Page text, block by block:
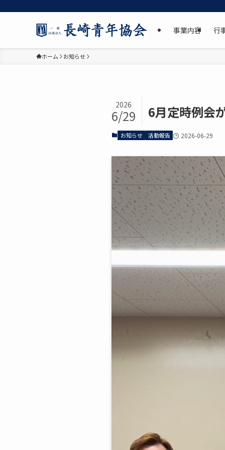
事業内容 行
ホーム お知らせ
6月定時例会
2026
6/29
お知らせ 活動報告 2026-06-29